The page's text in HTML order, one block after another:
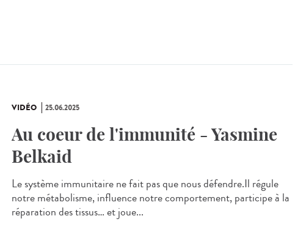
VIDÉO 25.06.2025
Au coeur de l'immunité - Yasmine
Belkaid
Le système immunitaire ne fait pas que nous défendre.Il régule
notre métabolisme, influence notre comportement, participe à la
réparation des tissus… et joue...